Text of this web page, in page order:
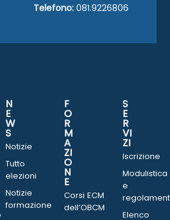
Telefono: 081.9226806
N
E
W
S
Notizie
Tutto
elezioni
Notizie
formazione
F
O
R
M
A
ZI
O
N
E
Corsi ECM
dell’OBCM
S
E
R
VI
ZI
Iscrizione
Modulistica
e
Elenco